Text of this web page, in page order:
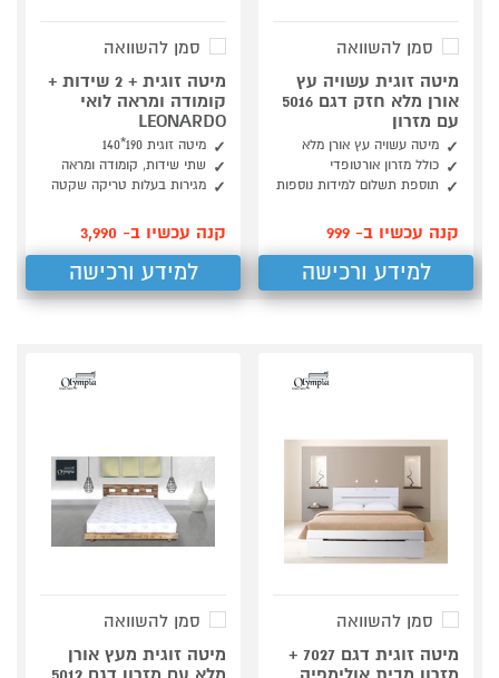
סמן להשוואה
מיטה זוגית עשויה עץ
אורן מלא חזק דגם 5016
עם מזרון
מיטה עשויה עץ אורן מלא
כולל מזרון אורטופדי
תוספת תשלום למידות נוספות
קנה עכשיו ב- 999
למידע ורכישה
סמן להשוואה
מיטה זוגית + 2 שידות +
קומודה ומראה לואי
LEONARDO
מיטה זוגית 190*140
שתי שידות, קומודה ומראה
מגירות בעלות טריקה שקטה
קנה עכשיו ב- 3,990
למידע ורכישה
סמן להשוואה
מיטה זוגית דגם 7027 +
סמן להשוואה
מיטה זוגית מעץ אורן